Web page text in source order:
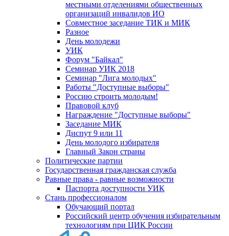
местными отделениями общественных
организаций инвалидов ИО
Совместное заседание ТИК и МИК
Разное
День молодежи
УИК
Форум "Байкал"
Семинар УИК 2018
Семинар "Лига молодых"
Работы "Доступные выборы"
Россию строить молодым!
Правовой клуб
Награждение "Доступные выборы"
Заседание МИК
Диспут 9 или 11
День молодого избирателя
Главный Закон страны
Политические партии
Государственная гражданская служба
Равные права - равные возможности
Паспорта доступности УИК
Стань профессионалом
Обучающий портал
Российский центр обучения избирательным
технологиям при ЦИК России